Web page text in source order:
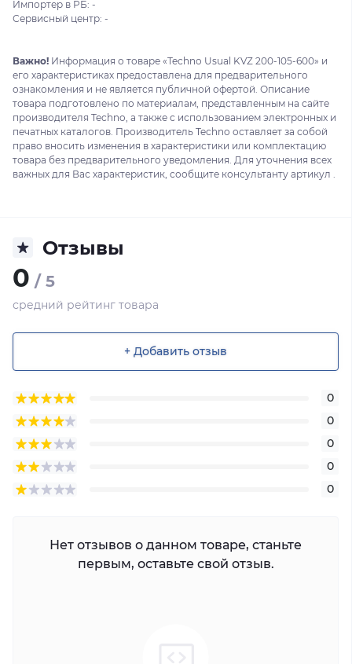
Импортер в РБ: -
Сервисный центр: -
Важно! Информация о товаре «Techno Usual KVZ 200-105-600» и
его характеристиках предоставлена для предварительного
ознакомления и не является публичной офертой. Описание
товара подготовлено по материалам, представленным на сайте
производителя Techno, а также с использованием электронных и
печатных каталогов. Производитель Techno оставляет за собой
право вносить изменения в характеристики или комплектацию
товара без предварительного уведомления. Для уточнения всех
важных для Вас характеристик, сообщите консультанту артикул .
Отзывы
0 / 5
средний рейтинг товара
+ Добавить отзыв
0
0
0
0
0
Нет отзывов о данном товаре, станьте
первым, оставьте свой отзыв.